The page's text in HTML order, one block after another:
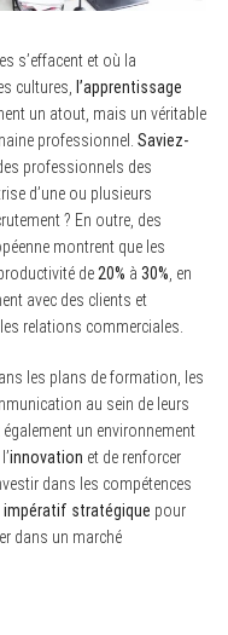
s’effacent et où la
cultures, l’apprentissage
un atout, mais un véritable
professionnel. Saviez-
professionnels des
d’une ou plusieurs
? En outre, des
montrent que les
de 20% à 30% , en
avec des clients et
relations commerciales.
les plans de formation, les
au sein de leurs
un environnement
innovation et de renforcer
dans les compétences
impératif stratégique pour
dans un marché